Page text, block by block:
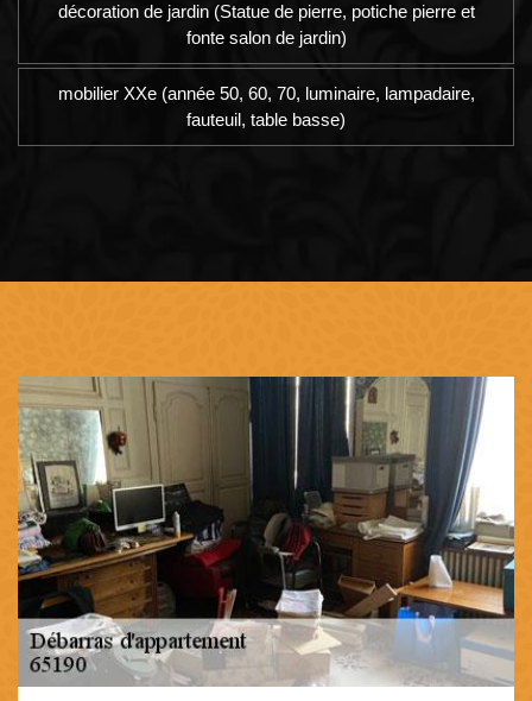
décoration de jardin (Statue de pierre, potiche pierre et
fonte salon de jardin)
mobilier XXe (année 50, 60, 70, luminaire, lampadaire,
fauteuil, table basse)